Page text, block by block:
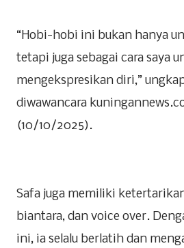
“Hobi-hobi ini bukan hanya
tetapi juga sebagai cara saya
mengekspresikan diri,”
diwawancara
(10/10/2025).
Safa juga memiliki
biantara, dan voice over.
ini, ia selalu berlatih dan